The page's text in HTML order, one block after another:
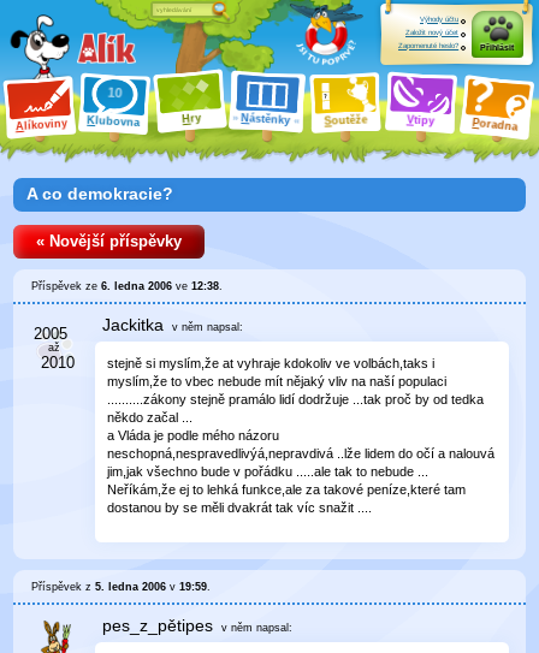
Alíkoviny Klubovna Hry Nástěnky Soutěže Vtipy Poradna
Výhody účtu
Založit nový účet
Zapomenuté heslo?
Přihlásit
A co demokracie?
« Novější příspěvky
Příspěvek ze6. ledna 2006 ve12:38.
Jackitka v něm napsal:
stejně si myslím,že at vyhraje kdokoliv ve volbách,taks i
myslím,že to vbec nebude mít nějaký vliv na naší populaci
..........zákony stejně pramálo lidí dodržuje ...tak proč by od tedka
někdo začal ...
a Vláda je podle mého názoru
neschopná,nespravedlivýá,nepravdivá ..lže lidem do očí a nalouvá
jim,jak všechno bude v pořádku .....ale tak to nebude ...
Neříkám,že ej to lehká funkce,ale za takové peníze,které tam
dostanou by se měli dvakrát tak víc snažit ....
Příspěvek z5. ledna 2006 v19:59
pes_z_pětipes v něm napsal: